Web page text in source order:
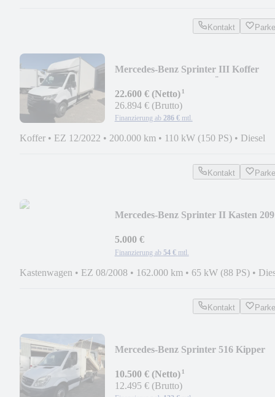
Kontakt
Mercedes-Benz Sprinter III Koffer
22.600 € (Netto)¹
26.894 € (Brutto)
Finanzierung ab 286 € mtl.
Koffer • EZ 12/2022 • 200.000 km • 110 kW (150 PS) • Diesel
Kontakt
Mercedes-Benz Sprinter II Kasten 209
5.000 €
Finanzierung ab 54 € mtl.
Kastenwagen • EZ 08/2008 • 162.000 km • 65 kW (88 PS) •
Kontakt
Mercedes-Benz Sprinter 516 Kipper
10.500 € (Netto)¹
12.495 € (Brutto)